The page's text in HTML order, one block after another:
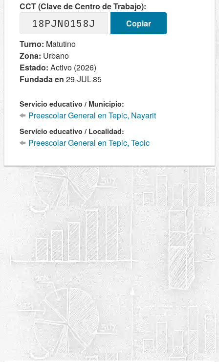
CCT (Clave de Centro de Trabajo):
18PJN0158J
Copiar
Turno: Matutino
Zona: Urbano
Estado: Activo (2026)
Fundada en 29-JUL-85
Servicio educativo / Municipio:
Preescolar General en Tepic, Nayarit
Servicio educativo / Localidad:
Preescolar General en Tepic, Tepic